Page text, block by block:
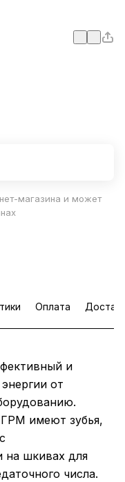
магазина и может
Оплата
и
от
ГРМ имеют зубья,
на шкивах для
числа.